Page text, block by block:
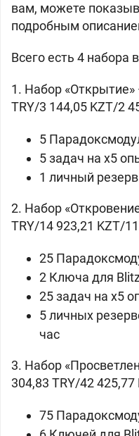
вам, можете
подробным
Всего есть 4 набора
1. Набор
TRY/3 144,05 KZT/2
5
5 задач на x5
1 личный
2. Набор
TRY/14 923,21 KZT/
25
2 Ключа для
25 задач на x5
5 личных
час
3. Набор
304,83 TRY/42 425,77
75